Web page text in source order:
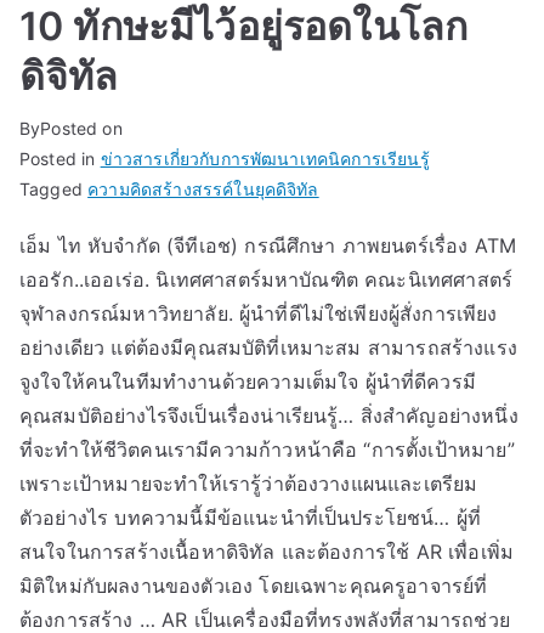
10 ทักษะมีไว้อยู่รอดในโลก
ดิจิทัล
ByPosted on
Posted in ข่าวสารเกี่ยวกับการพัฒนาเทคนิคการเรียนรู้
Tagged ความคิดสร้างสรรค์ในยุคดิจิทัล
เอ็ม ไท หับจำกัด (จีทีเอช) กรณีศึกษา ภาพยนตร์เรื่อง ATM
เออรัก..เออเร่อ. นิเทศศาสตร์มหาบัณฑิต คณะนิเทศศาสตร์
จุฬาลงกรณ์มหาวิทยาลัย. ผู้นำที่ดีไม่ใช่เพียงผู้สั่งการเพียง
อย่างเดียว แต่ต้องมีคุณสมบัติที่เหมาะสม สามารถสร้างแรง
จูงใจให้คนในทีมทำงานด้วยความเต็มใจ ผู้นำที่ดีควรมี
คุณสมบัติอย่างไรจึงเป็นเรื่องน่าเรียนรู้… สิ่งสำคัญอย่างหนึ่ง
ที่จะทำให้ชีวิตคนเรามีความก้าวหน้าคือ “การตั้งเป้าหมาย”
เพราะเป้าหมายจะทำให้เรารู้ว่าต้องวางแผนและเตรียม
ตัวอย่างไร บทความนี้มีข้อแนะนำที่เป็นประโยชน์… ผู้ที่
สนใจในการสร้างเนื้อหาดิจิทัล และต้องการใช้ AR เพื่อเพิ่ม
มิติใหม่กับผลงานของตัวเอง โดยเฉพาะคุณครูอาจารย์ที่
ต้องการสร้าง … AR เป็นเครื่องมือที่ทรงพลังที่สามารถช่วย